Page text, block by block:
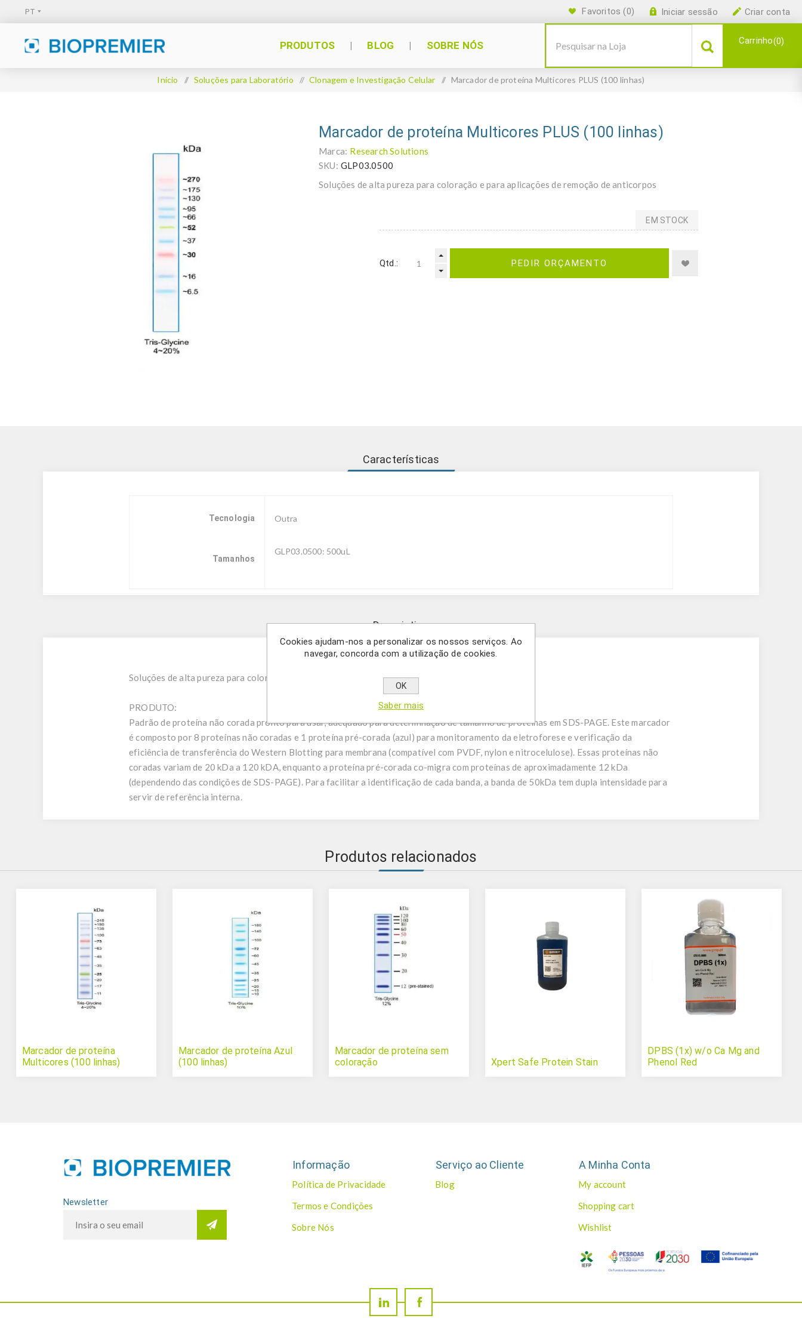
Criar conta
Iniciar sessão
Favoritos (0)
PRODUTOS BLOG SOBRE NÓS Carrinho 0
Início / Soluções para Laboratório / Clonagem e Investigação Celular / Marcador de proteína Multicores PLUS (100 linhas)
Marcador de proteína Multicores PLUS (100 linhas)
Marca: Research Solutions
SKU: GLP03.0500
Soluções de alta pureza para coloração e para aplicações de remoção de anticorpos
EM STOCK
Qtd.: PEDIR ORÇAMENTO
Características
Tecnologia Outra
Tamanhos
GLP03.0500: 500uL
Description
Soluções de alta pureza para coloração e para aplicações de remoção de anticorpos
PRODUTO:
Padrão de proteína não corada pronto para usar, adequado para determinação de tamanho de proteínas em SDS-PAGE. Este marcador
é composto por 8 proteínas não coradas e 1 proteína pré-corada (azul) para monitoramento da eletroforese e verificação da
eficiência de transferência do Western Blotting para membrana (compatível com PVDF, nylon e nitrocelulose). Essas proteínas não
coradas variam de 20 kDa a 120 kDA, enquanto a proteína pré-corada co-migra com proteínas de aproximadamente 12 kDa
(dependendo das condições de SDS-PAGE). Para facilitar a identificação de cada banda, a banda de 50kDa tem dupla intensidade para
servir de referência interna.
Produtos relacionados
Marcador de proteína
Multicores (100 linhas)
Marcador de proteína Azul
(100 linhas)
Marcador de proteína sem
coloração
Xpert Safe Protein Stain
DPBS (1x) w/o Ca Mg and
Phenol Red
Newsletter
Informação
Política de Privacidade
Termos e Condições
Sobre Nós
Serviço ao Cliente
Blog
A Minha Conta
My account
Shopping cart
Wishlist
Cookies ajudam-nos a personalizar os nossos serviços. Ao
navegar, concorda com a utilização de cookies.
OK
Saber mais